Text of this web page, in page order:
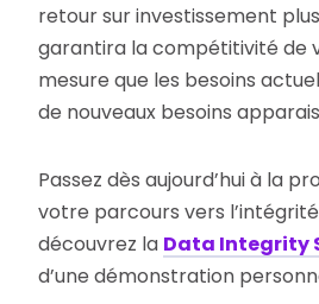
retour sur investissement
garantira la compétitivité de
mesure que les besoins
de nouveaux besoins
Passez dès aujourd’hui à la
votre parcours vers
découvrez la Data Integrity
d’une démonstration